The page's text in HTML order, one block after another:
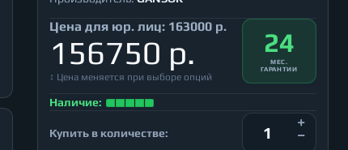
Цена для юр. лиц: 163000 р.
156750 р.
↕ Цена меняется при выборе опций
24
МЕС.
ГАРАНТИИ
Наличие:
Купить в количестве: